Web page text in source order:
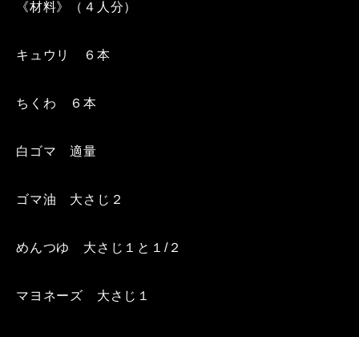
《材料》（４人分）
キュウリ ６本
ちくわ ６本
白ゴマ 適量
ゴマ油 大さじ２
めんつゆ 大さじ１と１/２
マヨネーズ 大さじ１